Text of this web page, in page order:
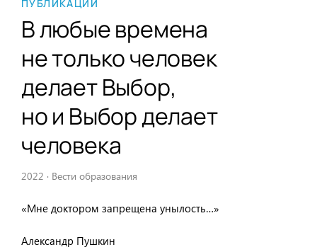
ПУБЛИКАЦИИ
В любые времена
не только человек
делает Выбор,
но и Выбор делает
человека
2022 · Вести образования
«Мне доктором запрещена унылость…»
Александр Пушкин